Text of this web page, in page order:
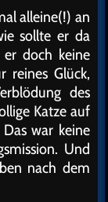
alleine(!) an
sollte er da
doch keine
reines Glück,
des
Katze auf
war keine
Und
nach dem